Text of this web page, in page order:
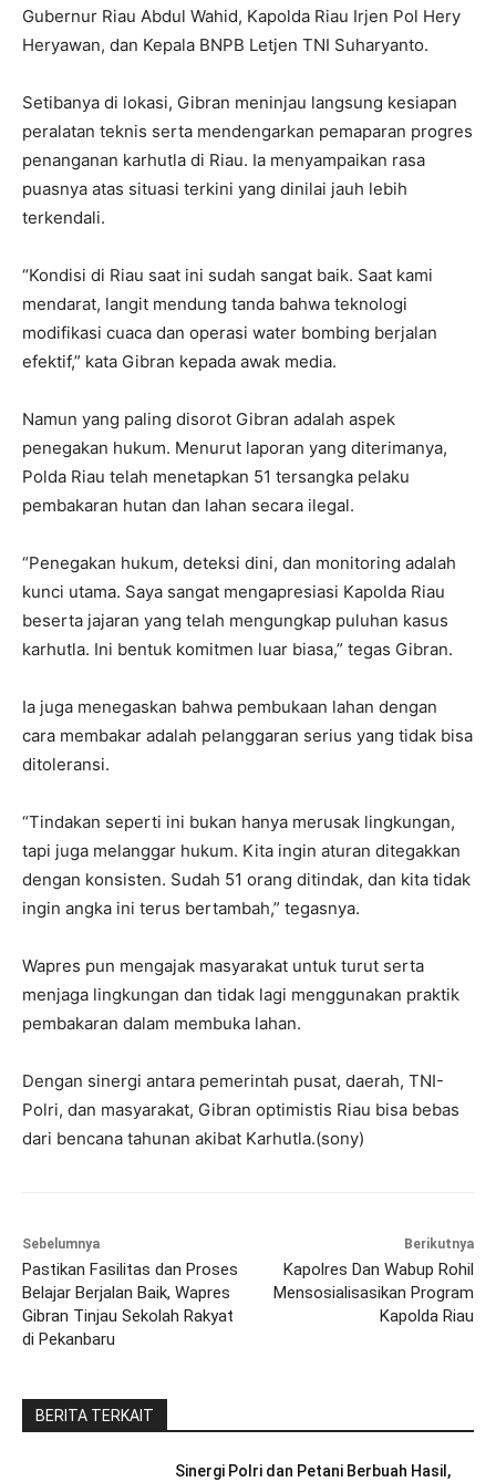
Gubernur Riau Abdul Wahid, Kapolda Riau Irjen Pol Hery
Heryawan, dan Kepala BNPB Letjen TNI Suharyanto.
Setibanya di lokasi, Gibran meninjau langsung kesiapan
peralatan teknis serta mendengarkan pemaparan progres
penanganan karhutla di Riau. Ia menyampaikan rasa
puasnya atas situasi terkini yang dinilai jauh lebih
terkendali.
“Kondisi di Riau saat ini sudah sangat baik. Saat kami
mendarat, langit mendung tanda bahwa teknologi
modifikasi cuaca dan operasi water bombing berjalan
efektif,” kata Gibran kepada awak media.
Namun yang paling disorot Gibran adalah aspek
penegakan hukum. Menurut laporan yang diterimanya,
Polda Riau telah menetapkan 51 tersangka pelaku
pembakaran hutan dan lahan secara ilegal.
“Penegakan hukum, deteksi dini, dan monitoring adalah
kunci utama. Saya sangat mengapresiasi Kapolda Riau
beserta jajaran yang telah mengungkap puluhan kasus
karhutla. Ini bentuk komitmen luar biasa,” tegas Gibran.
Ia juga menegaskan bahwa pembukaan lahan dengan
cara membakar adalah pelanggaran serius yang tidak bisa
ditoleransi.
“Tindakan seperti ini bukan hanya merusak lingkungan,
tapi juga melanggar hukum. Kita ingin aturan ditegakkan
dengan konsisten. Sudah 51 orang ditindak, dan kita tidak
ingin angka ini terus bertambah,” tegasnya.
Wapres pun mengajak masyarakat untuk turut serta
menjaga lingkungan dan tidak lagi menggunakan praktik
pembakaran dalam membuka lahan.
Dengan sinergi antara pemerintah pusat, daerah, TNI-
Polri, dan masyarakat, Gibran optimistis Riau bisa bebas
dari bencana tahunan akibat Karhutla.(sony)
Sebelumnya
Pastikan Fasilitas dan Proses
Belajar Berjalan Baik, Wapres
Gibran Tinjau Sekolah Rakyat
di Pekanbaru
Berikutnya
Kapolres Dan Wabup Rohil
Mensosialisasikan Program
Kapolda Riau
BERITA TERKAIT
Sinergi Polri dan Petani Berbuah Hasil,